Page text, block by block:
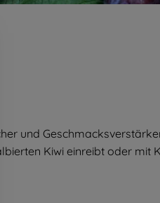
und
Kiwi einreibt oder mit